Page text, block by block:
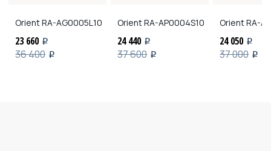
OrientRA-AG0005L10
23 660 i
36 400 i
OrientRA-AP0004S10
24 440 i
37 600 i
OrientRA-
24 050 i
37 000 i